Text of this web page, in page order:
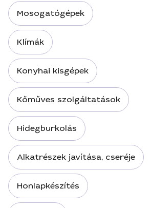
Mosogatógépek
Klímák
Konyhai kisgépek
Kőműves szolgáltatások
Hidegburkolás
Alkatrészek javítása, cseréje
Honlapkészítés